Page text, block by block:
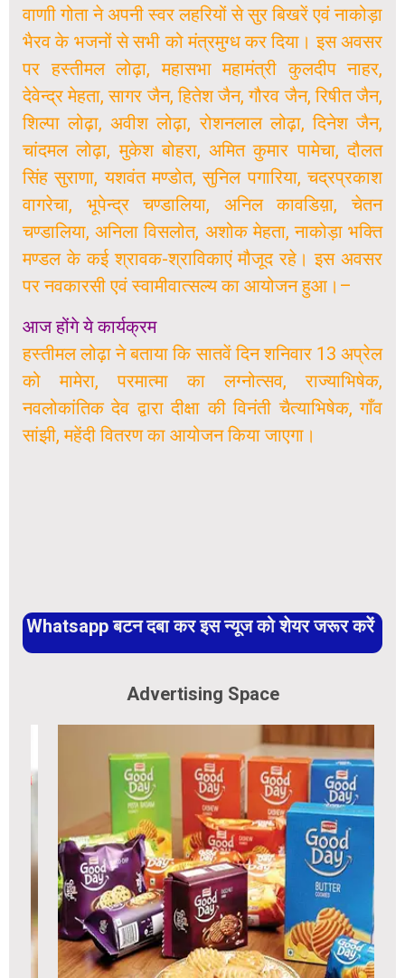
वाणाी गोता ने अपनी स्वर लहरियों से सुर बिखरें एवं नाकोड़ा
भैरव के भजनों से सभी को मंत्रमुग्ध कर दिया। इस अवसर
पर हस्तीमल लोढ़ा, महासभा महामंत्री कुलदीप नाहर,
देवेन्द्र मेहता, सागर जैन, हितेश जैन, गौरव जैन, रिषीत जैन,
शिल्पा लोढ़ा, अवीश लोढ़ा, रोशनलाल लोढ़ा, दिनेश जैन,
चांदमल लोढ़ा, मुकेश बोहरा, अमित कुमार पामेचा, दौलत
सिंह सुराणा, यशवंत मण्डोत, सुनिल पगारिया, चद्रप्रकाश
वागरेचा, भूपेन्द्र चण्डालिया, अनिल कावडिय़ा, चेतन
चण्डालिया, अनिला विसलोत, अशोक मेहता, नाकोड़ा भक्ति
मण्डल के कई श्रावक-श्राविकाएं मौजूद रहे। इस अवसर
पर नवकारसी एवं स्वामीवात्सल्य का आयोजन हुआ। –
आज होंगे ये कार्यक्रम
हस्तीमल लोढ़ा ने बताया कि सातवें दिन शनिवार 13 अप्रेल
को मामेरा, परमात्मा का लग्नोत्सव, राज्याभिषेक,
नवलोकांतिक देव द्वारा दीक्षा की विनंती चैत्याभिषेक, गाँव
सांझी, महेंदी वितरण का आयोजन किया जाएगा।
Whatsapp बटन दबा कर इस न्यूज को शेयर जरूर करें
Advertising Space